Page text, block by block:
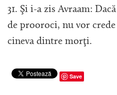
31. Şi i-a zis Avraam:
de prooroci, nu vor
cineva dintre morţi.
Save